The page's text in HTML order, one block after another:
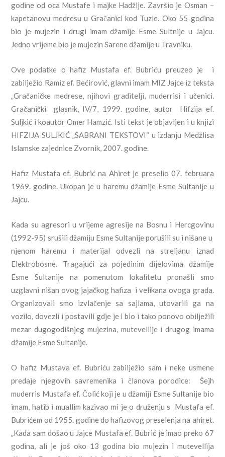
godine od oca Mustafe i majke Hadžije. Završio je Osman –
kapetanovu medresu u Gračanici kod Tuzle. Oko 55 godina
bio je mujezin i drugi imam džamije Esme Sultnije u Jajcu.
Jedno vrijeme bio je mujezin Šarene džamije u Travniku.
Ove podatke o hafiz Mustafa ef. Bubriću preuzeo je i
zabilježio Ramiz ef. Bećirović, glavni imam MIZ Jajce iz teksta
„Gračaničke medrese, njihovi graditelji, muderrisi i učenici.
Gračanički glasnik, IV/7, 1999. godine, autor Hifzija ef.
Suljkić i koautor Omer Hamzić. Isti tekst je objavljen i u knjizi
HIFZIJA SULJKIĆ „SABRANI TEKSTOVI“ u izdanju Medžlisa
Islamske zajednice Zvornik, 2007. godine.
Hafiz Mustafa ef. Bubrić na Ahiret je preselio 07. februara
1969. godine. Ukopan je u haremu džamije Esme Sultanije u
Jajcu.
Kada su agresori u vrijeme agresije na Bosnu i Hercgovinu
(1992-95) srušili džamiju Esme Sultanije porušili su i nišane u
njenom haremu i materijal odvezli na streljanu iznad
Elektrobosne. Tragajući za pojedinim dijelovima džamije
Esme Sultanije na pomenutom lokalitetu pronašli smo
uzglavni nišan ovog jajačkog hafiza i velikana ovoga grada.
Organizovali smo izvlačenje sa sajlama, utovarili ga na
vozilo, dovezli i postavili gdje je i bio i tako ponovo obilježili
mezar dugogodišnjeg mujezina, mutevellije i drugog imama
džamije Esme Sultanije.
O hafiz Mustava ef. Bubriću zabilježio sam i neke usmene
predaje njegovih savremenika i članova porodice: Šejh
muderris Mustafa ef. Čolić koji je u džamiji Esme Sultanije bio
imam, hatib i muallim kazivao mi je o druženju s Mustafa ef.
Bubrićem od 1955. godine do hafizovog preselenja na ahiret.
„Kada sam došao u Jajce Mustafa ef. Bubrić je imao preko 67
godina, ali je još oko 13 godina bio mujezin i mutevellija